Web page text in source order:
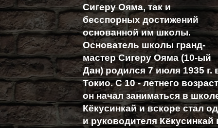
Сигеру Ояма, так и
бесспорных достижений
основанной им школы.
Основатель школы гранд-
мастер Сигеру Ояма (10-ый
Дан) родился 7 июля 1935 г.
Токио. С 10 - летнего
он начал заниматься в
Кёкусинкай и вскоре стал
и руководителя